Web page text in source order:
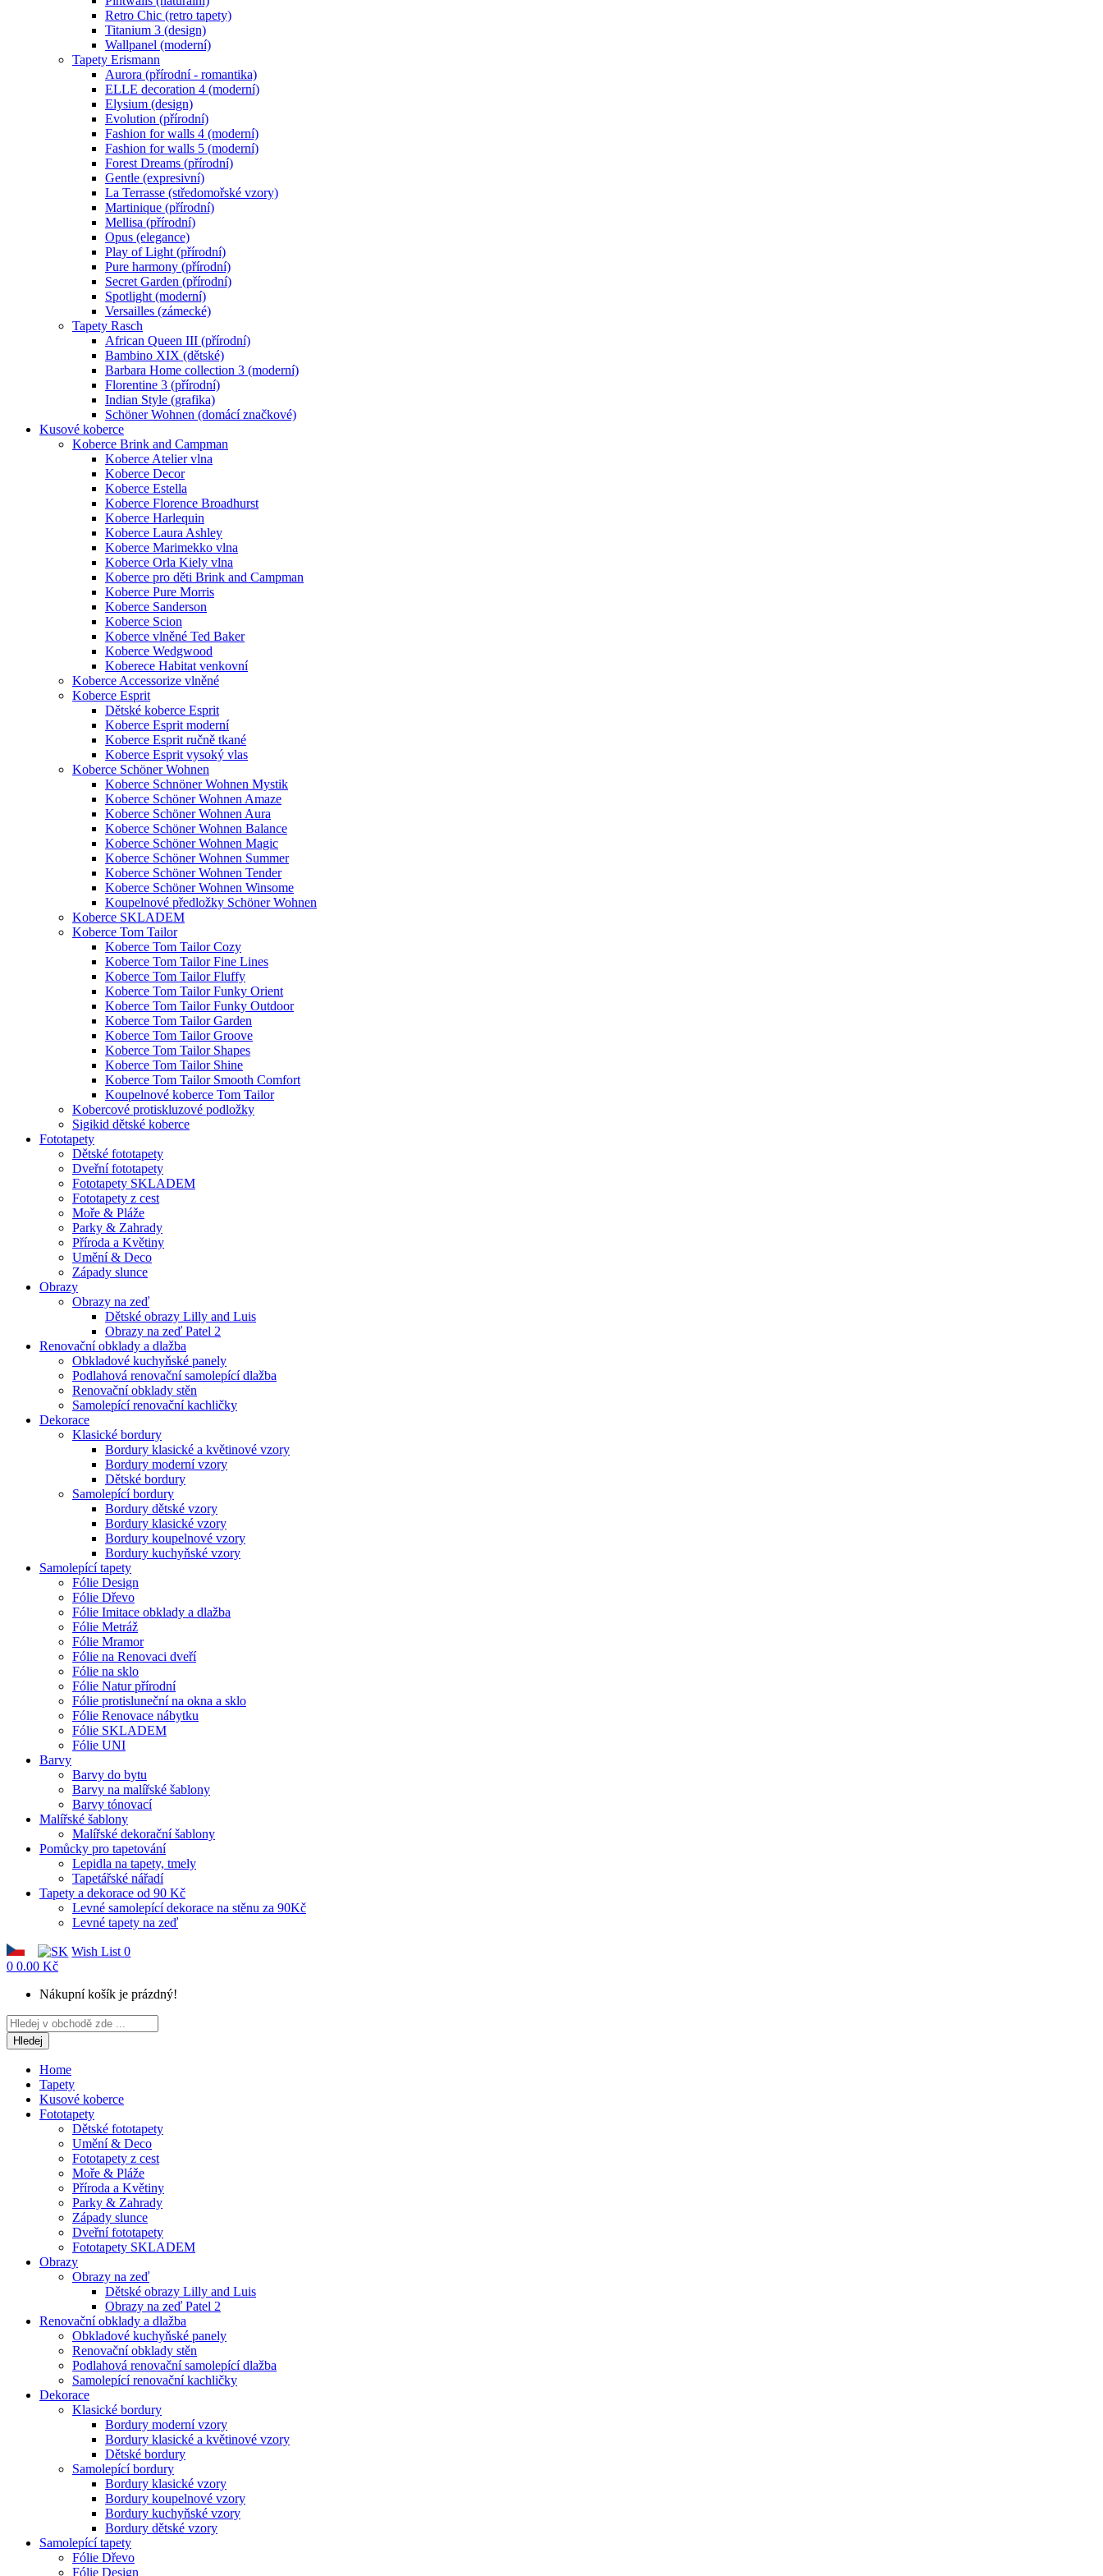
Retro Chic (retro tapety)
Titanium 3 (design)
Wallpanel (moderní)
Tapety Erismann
Aurora (přírodní - romantika)
ELLE decoration 4 (moderní)
Elysium (design)
Evolution (přírodní)
Fashion for walls 4 (moderní)
Fashion for walls 5 (moderní)
Forest Dreams (přírodní)
Gentle (expresivní)
La Terrasse (středomořské vzory)
Martinique (přírodní)
Mellisa (přírodní)
Opus (elegance)
Play of Light (přírodní)
Pure harmony (přírodní)
Secret Garden (přírodní)
Spotlight (moderní)
Versailles (zámecké)
Tapety Rasch
African Queen III (přírodní)
Bambino XIX (dětské)
Barbara Home collection 3 (moderní)
Florentine 3 (přírodní)
Indian Style (grafika)
Schöner Wohnen (domácí značkové)
Kusové koberce
Koberce Brink and Campman
Koberce Atelier vlna
Koberce Decor
Koberce Estella
Koberce Florence Broadhurst
Koberce Harlequin
Koberce Laura Ashley
Koberce Marimekko vlna
Koberce Orla Kiely vlna
Koberce pro děti Brink and Campman
Koberce Pure Morris
Koberce Sanderson
Koberce Scion
Koberce vlněné Ted Baker
Koberce Wedgwood
Koberece Habitat venkovní
Koberce Accessorize vlněné
Koberce Esprit
Dětské koberce Esprit
Koberce Esprit moderní
Koberce Esprit ručně tkané
Koberce Esprit vysoký vlas
Koberce Schöner Wohnen
Koberce Schnöner Wohnen Mystik
Koberce Schöner Wohnen Amaze
Koberce Schöner Wohnen Aura
Koberce Schöner Wohnen Balance
Koberce Schöner Wohnen Magic
Koberce Schöner Wohnen Summer
Koberce Schöner Wohnen Tender
Koberce Schöner Wohnen Winsome
Koupelnové předložky Schöner Wohnen
Koberce SKLADEM
Koberce Tom Tailor
Koberce Tom Tailor Cozy
Koberce Tom Tailor Fine Lines
Koberce Tom Tailor Fluffy
Koberce Tom Tailor Funky Orient
Koberce Tom Tailor Funky Outdoor
Koberce Tom Tailor Garden
Koberce Tom Tailor Groove
Koberce Tom Tailor Shapes
Koberce Tom Tailor Shine
Koberce Tom Tailor Smooth Comfort
Koupelnové koberce Tom Tailor
Kobercové protiskluzové podložky
Sigikid dětské koberce
Fototapety
Dětské fototapety
Dveřní fototapety
Fototapety SKLADEM
Fototapety z cest
Moře & Pláže
Parky & Zahrady
Příroda a Květiny
Umění & Deco
Západy slunce
Obrazy
Obrazy na zeď
Dětské obrazy Lilly and Luis
Obrazy na zeď Patel 2
Renovační obklady a dlažba
Obkladové kuchyňské panely
Podlahová renovační samolepící dlažba
Renovační obklady stěn
Samolepící renovační kachličky
Dekorace
Klasické bordury
Bordury klasické a květinové vzory
Bordury moderní vzory
Dětské bordury
Samolepící bordury
Bordury dětské vzory
Bordury klasické vzory
Bordury koupelnové vzory
Bordury kuchyňské vzory
Samolepící tapety
Fólie Design
Fólie Dřevo
Fólie Imitace obklady a dlažba
Fólie Metráž
Fólie Mramor
Fólie na Renovaci dveří
Fólie na sklo
Fólie Natur přírodní
Fólie protisluneční na okna a sklo
Fólie Renovace nábytku
Fólie SKLADEM
Fólie UNI
Barvy
Barvy do bytu
Barvy na malířské šablony
Barvy tónovací
Malířské šablony
Malířské dekorační šablony
Pomůcky pro tapetování
Lepidla na tapety, tmely
Tapetářské nářadí
Tapety a dekorace od 90 Kč
Levné samolepící dekorace na stěnu za 90Kč
Levné tapety na zeď
Wish List 0
0 0.00 Kč
Nákupní košík je prázdný!
Hledej
Home
Tapety
Kusové koberce
Fototapety
Dětské fototapety
Umění & Deco
Fototapety z cest
Moře & Pláže
Příroda a Květiny
Parky & Zahrady
Západy slunce
Dveřní fototapety
Fototapety SKLADEM
Obrazy
Obrazy na zeď
Dětské obrazy Lilly and Luis
Obrazy na zeď Patel 2
Renovační obklady a dlažba
Obkladové kuchyňské panely
Renovační obklady stěn
Podlahová renovační samolepící dlažba
Samolepící renovační kachličky
Dekorace
Klasické bordury
Bordury moderní vzory
Bordury klasické a květinové vzory
Dětské bordury
Samolepící bordury
Bordury klasické vzory
Bordury koupelnové vzory
Bordury kuchyňské vzory
Bordury dětské vzory
Samolepící tapety
Fólie Dřevo
Fólie Design